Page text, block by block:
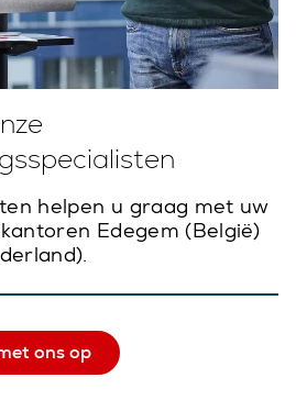
helpen u graag met uw
Edegem (België)
ons op